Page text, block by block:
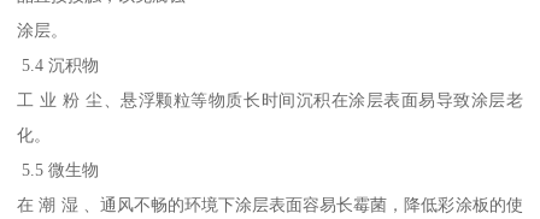
涂层。
5.4 沉积物
工 业 粉 尘、悬浮颗粒等物质长时间沉积在涂层表面易导致涂层老
化。
5.5 微生物
在 潮 湿 、通风不畅的环境下涂层表面容易长霉菌，降低彩涂板的使